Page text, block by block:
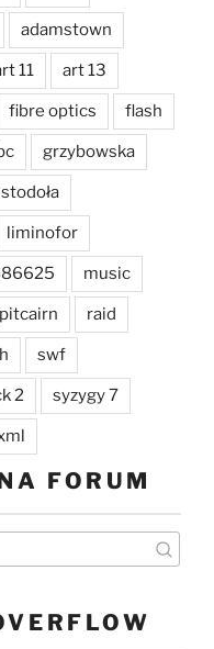
adamstown
11 art 13
fibre optics flash
grzybowska
liminofor
music
pitcairn raid
swf
2 syzygy 7
FORUM